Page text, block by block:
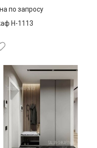
по запросу
Н-1113